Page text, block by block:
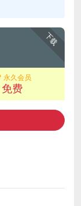
下载
永久会员
免费